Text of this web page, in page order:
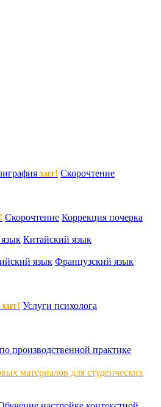
хит! Скорочтение
Скорочтение Коррекция почерка
Китайский язык
язык Французский язык
хит! Услуги психолога
производственной практике
материалов для студенческих